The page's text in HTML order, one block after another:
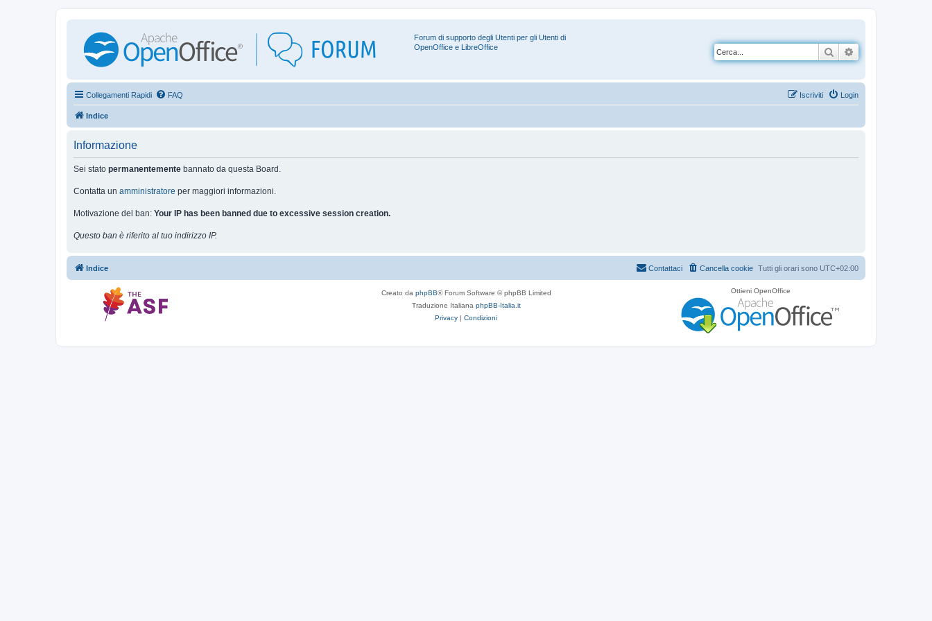
Forum di supporto degli Utenti per gli Utenti di
OpenOffice e LibreOffice
Cerca
Collegamenti Rapidi FAQ Login
Iscriviti
Indice
Informazione
Sei stato permanentemente bannato da questa Board.
Contatta un amministratore per maggiori informazioni.
Motivazione del ban: Your IP has been banned due to excessive session creation.
Questo ban è riferito al tuo indirizzo IP.
Indice Tutti gli orari sono UTC+02:00
Cancella cookie
Contattaci
Creato da phpBB® Forum Software © phpBB Limited
Traduzione Italiana phpBB-Italia.it
Privacy | Condizioni
Ottieni OpenOffice